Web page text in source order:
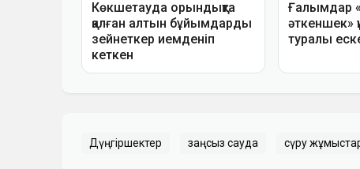
Дүңгіршектер заңсыз сауда сүру